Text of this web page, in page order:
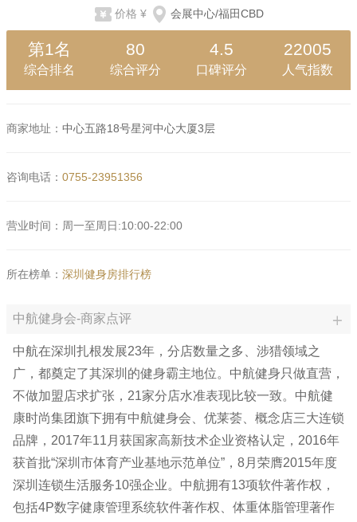
价格 ¥ 会展中心/福田CBD
第1名
综合排名
80
综合评分
4.5
口碑评分
22005
人气指数
商家地址： 中心五路18号星河中心大厦3层
咨询电话： 0755-23951356
营业时间：周一至周日:10:00-22:00
所在榜单： 深圳健身房排行榜
中航健身会-商家点评
中航在深圳扎根发展23年，分店数量之多、涉猎领域之
广，都奠定了其深圳的健身霸主地位。中航健身只做直营，
不做加盟店求扩张，21家分店水准表现比较一致。中航健
康时尚集团旗下拥有中航健身会、优莱荟、概念店三大连锁
品牌，2017年11月获国家高新技术企业资格认定，2016年
获首批“深圳市体育产业基地示范单位”，8月荣膺2015年度
深圳连锁生活服务10强企业。中航拥有13项软件著作权，
包括4P数字健康管理系统软件著作权、体重体脂管理著作